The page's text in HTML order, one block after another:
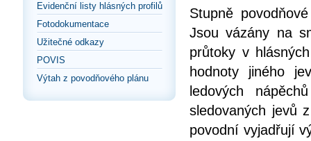
Evidenční listy hlásných profilů
Fotodokumentace
Užitečné odkazy
POVIS
Výtah z povodňového plánu
Stupně
Jsou vázány na
průtoky v
hodnoty jiného
ledových
sledovaných jevů
povodní vyjadřují